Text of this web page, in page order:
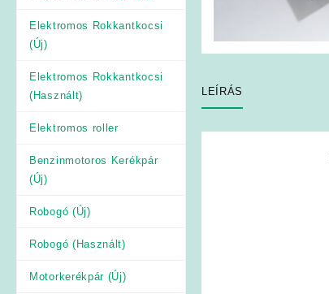
Elektromos Rokkantkocsi
(Új)
Elektromos Rokkantkocsi
(Használt)
Elektromos roller
Benzinmotoros Kerékpár
(Új)
Robogó (Új)
Robogó (Használt)
Motorkerékpár (Új)
LEÍRÁS